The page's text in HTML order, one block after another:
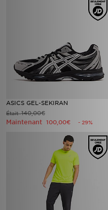
ASICS GEL-SEKIRAN
Était140,00€
Maintenant 100,00€ - 29%